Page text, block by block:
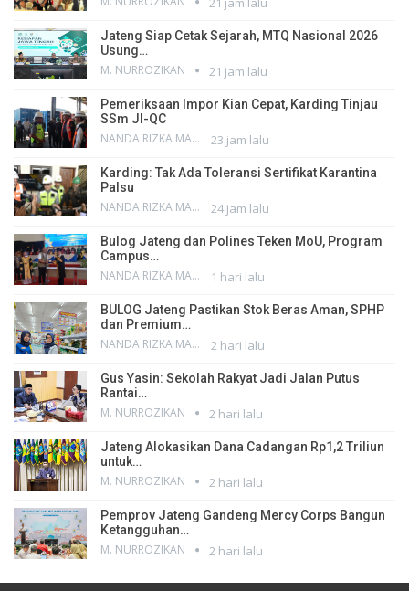
Jateng Siap Cetak Sejarah, MTQ Nasional 2026
Usung…
M. NURROZIKAN 21 jam lalu
Pemeriksaan Impor Kian Cepat, Karding Tinjau
SSm JI-QC
NANDA RIZKA MAHENDRA 23 jam lalu
Karding: Tak Ada Toleransi Sertifikat Karantina
Palsu
NANDA RIZKA MAHENDRA 24 jam lalu
Bulog Jateng dan Polines Teken MoU, Program
Campus…
NANDA RIZKA MAHENDRA 1 hari lalu
BULOG Jateng Pastikan Stok Beras Aman, SPHP
dan Premium…
NANDA RIZKA MAHENDRA 2 hari lalu
Gus Yasin: Sekolah Rakyat Jadi Jalan Putus
Rantai…
M. NURROZIKAN 2 hari lalu
Jateng Alokasikan Dana Cadangan Rp1,2 Triliun
untuk…
M. NURROZIKAN 2 hari lalu
Pemprov Jateng Gandeng Mercy Corps Bangun
Ketangguhan…
M. NURROZIKAN 2 hari lalu